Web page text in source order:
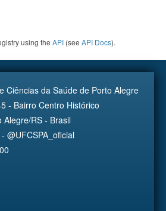
using the API (see API Docs).
Ciências da Saúde de Porto Alegre
- Bairro Centro Histórico
Alegre/RS - Brasil
@UFCSPA_oficial